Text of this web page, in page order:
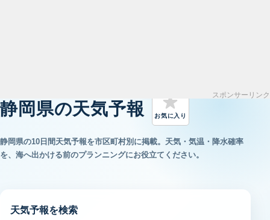
スポンサーリンク
静岡県の天気予報 お気に入り
静岡県の10日間天気予報を市区町村別に掲載。 天気・気温・降水確率
を、海へ出かける前のプランニングにお役立てください。
天気予報を検索